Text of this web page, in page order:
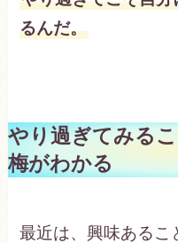
るんだ。
やり過ぎてみる
梅がわかる
最近は、興味あるこ